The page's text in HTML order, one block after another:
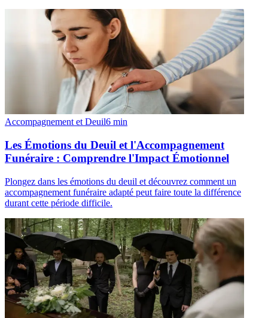
Accompagnement et Deuil6 min
Les Émotions du Deuil et l'Accompagnement
Funéraire : Comprendre l'Impact Émotionnel
Plongez dans les émotions du deuil et découvrez comment un
accompagnement funéraire adapté peut faire toute la différence
durant cette période difficile.